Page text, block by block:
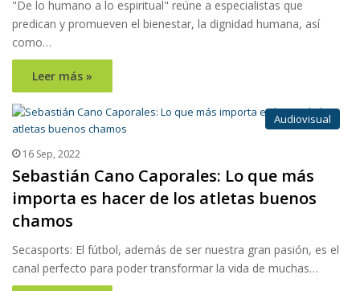
"De lo humano a lo espiritual" reúne a especialistas que
predican y promueven el bienestar, la dignidad humana, así
como…
Leer más »
Audiovisual
16 Sep, 2022
Sebastián Cano Caporales: Lo que más
importa es hacer de los atletas buenos
chamos
Secasports: El fútbol, además de ser nuestra gran pasión, es el
canal perfecto para poder transformar la vida de muchas…